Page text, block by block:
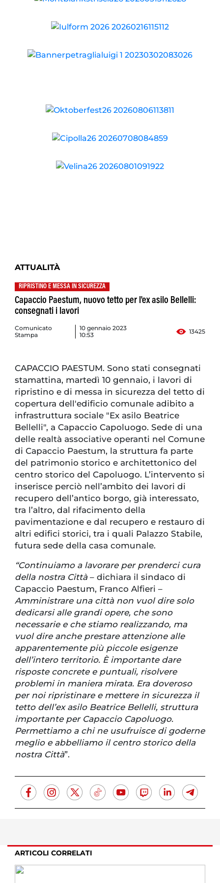
ATTUALITÀ
RIPRISTINO E MESSA IN SICUREZZA
Capaccio Paestum, nuovo tetto per l'ex asilo Bellelli:
consegnati i lavori
Comunicato
Stampa
10 gennaio 2023
10:53
13425
CAPACCIO PAESTUM. Sono stati consegnati
stamattina, martedì 10 gennaio, i lavori di
ripristino e di messa in sicurezza del tetto di
copertura dell'edificio comunale adibito a
infrastruttura sociale "Ex asilo Beatrice
Bellelli", a Capaccio Capoluogo. Sede di una
delle realtà associative operanti nel Comune
di Capaccio Paestum, la struttura fa parte
del patrimonio storico e architettonico del
centro storico del Capoluogo. L’intervento si
inserisce perciò nell’ambito dei lavori di
recupero dell’antico borgo, già interessato,
tra l’altro, dal rifacimento della
pavimentazione e dal recupero e restauro di
altri edifici storici, tra i quali Palazzo Stabile,
futura sede della casa comunale.
“Continuiamo a lavorare per prenderci cura
della nostra Città– dichiara il sindaco di
Capaccio Paestum, Franco Alfieri –
Amministrare una città non vuol dire solo
dedicarsi alle grandi opere, che sono
necessarie e che stiamo realizzando, ma
vuol dire anche prestare attenzione alle
apparentemente più piccole esigenze
dell’intero territorio. È importante dare
risposte concrete e puntuali, risolvere
problemi in maniera mirata. Era doveroso
per noi ripristinare e mettere in sicurezza il
tetto dell’ex asilo Beatrice Bellelli, struttura
importante per Capaccio Capoluogo.
Permettiamo a chi ne usufruisce di goderne
meglio e abbelliamo il centro storico della
nostra Città”.
ARTICOLI CORRELATI